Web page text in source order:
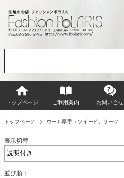
トップページ ご利用案内 お問い合せ
トップページ ウール厚手（ツイード、サージ…
表示切替：
並び順：